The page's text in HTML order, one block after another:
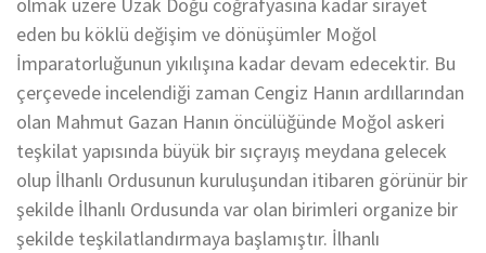
eden bu köklü değişim ve dönüşümler Moğol
İmparatorluğunun yıkılışına kadar devam edecektir. Bu
çerçevede incelendiği zaman Cengiz Hanın ardıllarından
olan Mahmut Gazan Hanın öncülüğünde Moğol askeri
teşkilat yapısında büyük bir sıçrayış meydana gelecek
olup İlhanlı Ordusunun kuruluşundan itibaren görünür bir
şekilde İlhanlı Ordusunda var olan birimleri organize bir
şekilde teşkilatlandırmaya başlamıştır. İlhanlı